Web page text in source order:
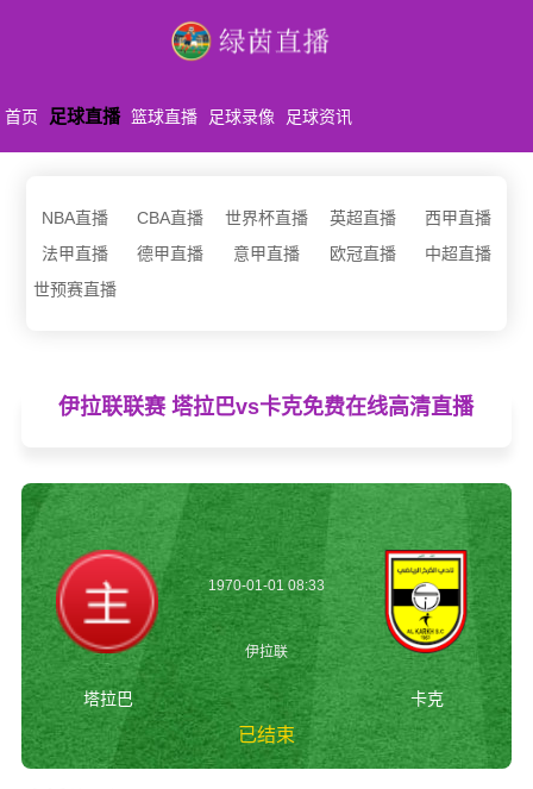
首页 足球直播 篮球直播 足球录像 足球资讯
NBA直播 CBA直播 世界杯直播 英超直播
西甲直播
法甲直播
德甲直播 意甲直播 欧冠直播
中超直播
世预赛直播
伊拉联联赛 塔拉巴vs卡克免费在线高清直播
塔拉巴
1970-01-01 08:33
伊拉联
已结束
卡克